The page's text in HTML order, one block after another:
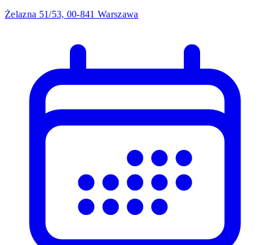
Żelazna 51/53, 00-841 Warszawa